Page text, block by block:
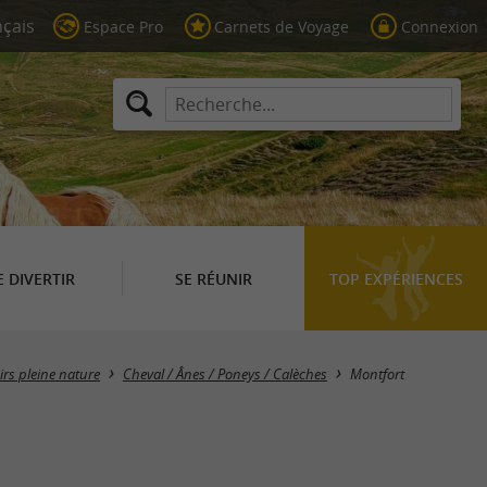
Espace Pro Carnets de Voyage Connexion
DIVERTIR SE RÉUNIR TOP EXPÉRIENCES
Masquer la carte
pleine nature Cheval / Ânes / Poneys / Calèches Montfort